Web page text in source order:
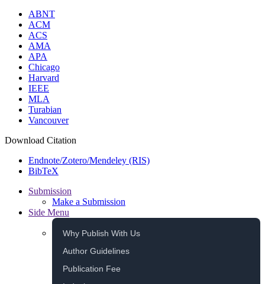
ABNT
ACM
ACS
AMA
APA
Chicago
Harvard
IEEE
MLA
Turabian
Vancouver
Download Citation
Endnote/Zotero/Mendeley (RIS)
BibTeX
Submission
Make a Submission
Side Menu
Why Publish With Us
Author Guidelines
Publication Fee